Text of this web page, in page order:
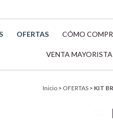
OFERTAS CÓMO
VENTA MAYORISTA
Inicio > OFERTAS > KIT